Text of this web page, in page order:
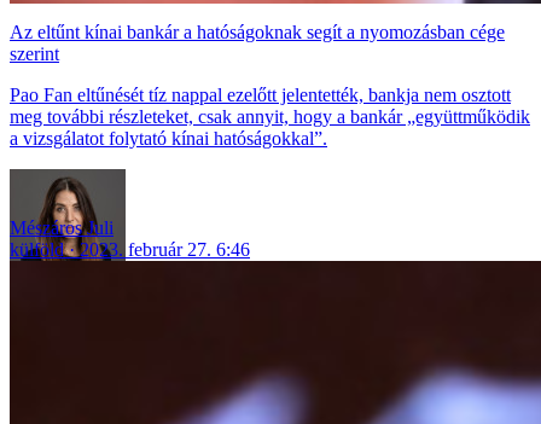
Az eltűnt kínai bankár a hatóságoknak segít a nyomozásban cége
szerint
Pao Fan eltűnését tíz nappal ezelőtt jelentették, bankja nem osztott
meg további részleteket, csak annyit, hogy a bankár „együttműködik
a vizsgálatot folytató kínai hatóságokkal”.
Mészáros Juli
külföld
2023. február 27. 6:46